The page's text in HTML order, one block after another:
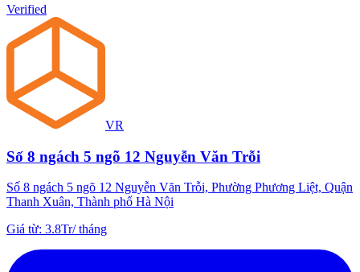
Verified
VR
Số 8 ngách 5 ngõ 12 Nguyễn Văn Trỗi
Số 8 ngách 5 ngõ 12 Nguyễn Văn Trỗi, Phường Phương Liệt, Quận
Thanh Xuân, Thành phố Hà Nội
Giá từ: 3.8Tr/tháng